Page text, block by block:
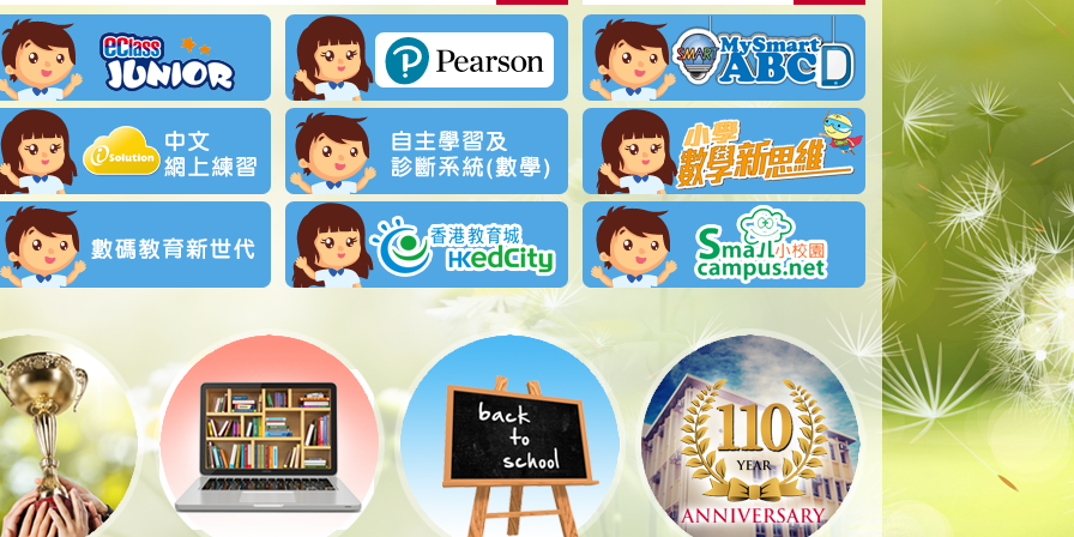
得獎名單︰「荃葵青親子標語創作及填色比賽」
04-01-2025
2026-2027學年統一分配學位註冊須知
01-06-2026